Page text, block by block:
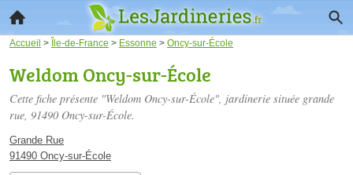
Accueil > Île-de-France > Essonne > Oncy-sur-École
Weldom Oncy-sur-École
Cette fiche présente "Weldom Oncy-sur-École", jardinerie située grande
rue, 91490 Oncy-sur-École.
Grande Rue
91490 Oncy-sur-École